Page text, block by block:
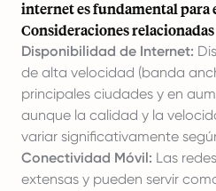
internet es fundamental para
Consideraciones
Disponibilidad de Internet:
de alta velocidad (banda
principales ciudades y en
aunque la calidad y la
variar significativamente
Conectividad Móvil: Las
extensas y pueden servir